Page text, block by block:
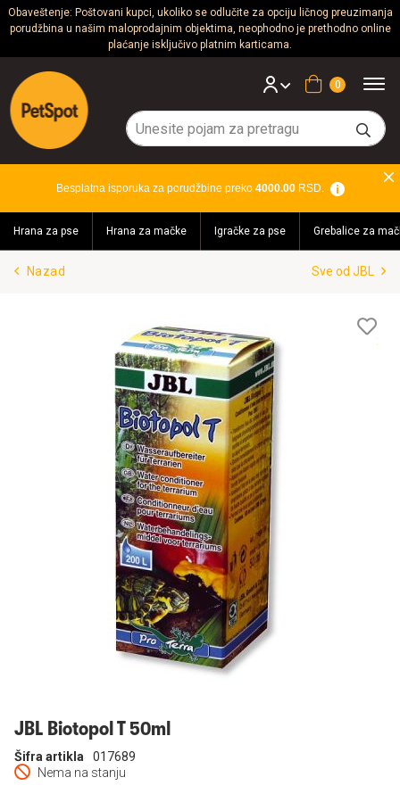
Obaveštenje: Poštovani kupci, ukoliko se odlučite za opciju ličnog preuzimanja
porudžbina u našim maloprodajnim objektima, neophodno je prethodno online
plaćanje isključivo platnim karticama.
Psi
Mačke
Glodari
Akvaristika
Teraristika
Brendovi
Korpa
Besplatna isporuka za porudžbine preko 4000.00RSD.
Hrana za pse Hrana za mačke Igračke za pse Grebalice za
Nazad Sve od JBL
JBL Biotopol T 50ml
Nema na stanju
Šifra artikla 017689